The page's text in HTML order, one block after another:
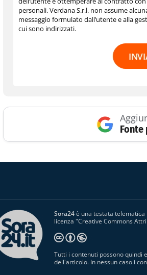
personali. Verdana S.r.l. non assume
messaggio formulato dall’utente e alla
cui sono indirizzati.
Fonte
Sora24è una testata
licenza "Creative Commons
Tutti i contenuti possono quindi
dell'articolo. In nessun caso i